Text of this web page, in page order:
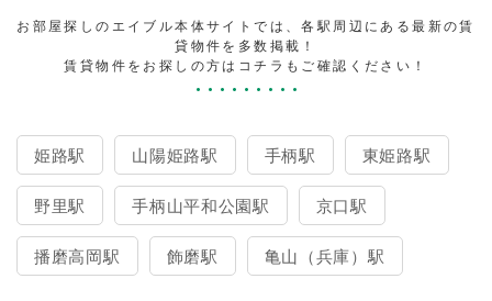
お部屋探しのエイブル本体サイトでは、各駅周辺にある最新の賃
貸物件を多数掲載！
賃貸物件をお探しの方はコチラもご確認ください！
姫路駅 山陽姫路駅 手柄駅 東姫路駅
野里駅 手柄山平和公園駅 京口駅
播磨高岡駅 飾磨駅 亀山（兵庫）駅